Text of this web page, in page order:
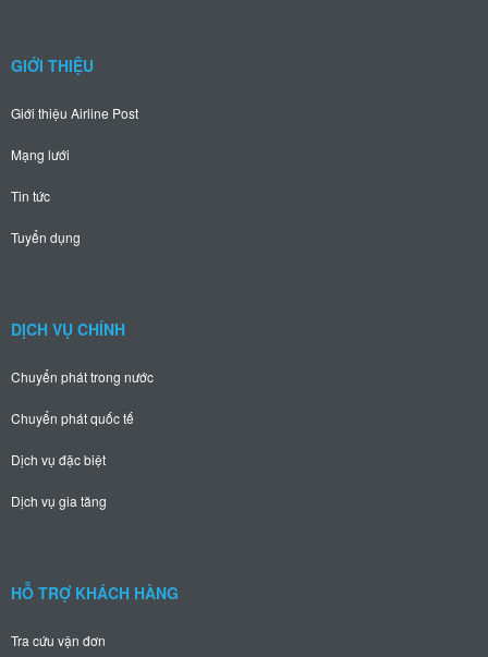
GIỚI THIỆU
Giới thiệu Airline Post
Mạng lưới
Tin tức
Tuyển dụng
DỊCH VỤ CHÍNH
Chuyển phát trong nước
Chuyển phát quốc tế
Dịch vụ đặc biệt
Dịch vụ gia tăng
HỖ TRỢ KHÁCH HÀNG
Tra cứu vận đơn